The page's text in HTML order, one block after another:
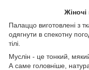
Жіночі
Палаццо виготовлені з
одягнути в спекотну
тілі.
Муслін - це тонкий,
А саме головніше,